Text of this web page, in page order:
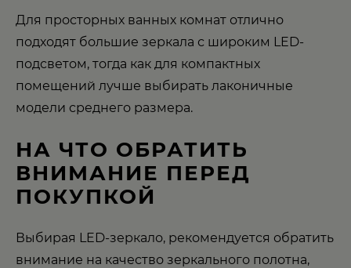
Для просторных ванных комнат отлично
подходят большие зеркала с широким LED-
подсветом, тогда как для компактных
помещений лучше выбирать лаконичные
модели среднего размера.
НА ЧТО ОБРАТИТЬ
ВНИМАНИЕ ПЕРЕД
ПОКУПКОЙ
Выбирая LED-зеркало, рекомендуется обратить
внимание на качество зеркального полотна,